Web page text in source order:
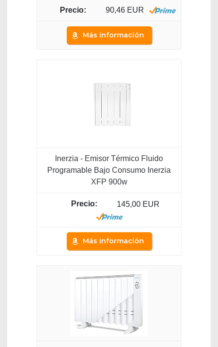
90,46 EUR
Más información
Inerzia - Emisor Térmico Fluido
Programable Bajo Consumo Inerzia
XFP 900w
145,00 EUR
Más información